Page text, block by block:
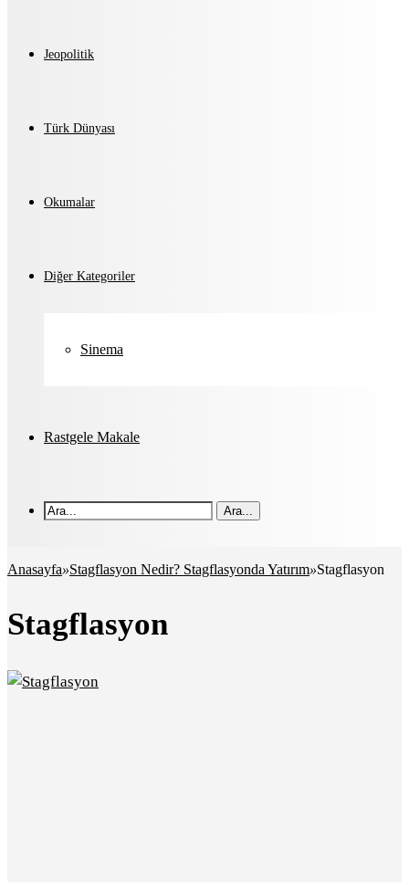
Jeopolitik
Türk Dünyası
Okumalar
Diğer Kategoriler
Sinema
Rastgele Makale
Ara...
Anasayfa»Stagflasyon Nedir? Stagflasyonda Yatırım»Stagflasyon
Stagflasyon